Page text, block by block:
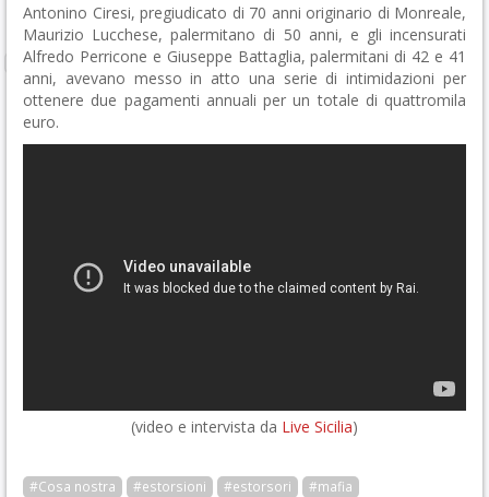
Antonino Ciresi, pregiudicato di 70 anni originario di Monreale,
Maurizio Lucchese, palermitano di 50 anni, e gli incensurati
Alfredo Perricone e Giuseppe Battaglia, palermitani di 42 e 41
anni, avevano messo in atto una serie di intimidazioni per
ottenere due pagamenti annuali per un totale di quattromila
euro.
(video e intervista da Live Sicilia)
#Cosa nostra #estorsioni #estorsori
#mafia